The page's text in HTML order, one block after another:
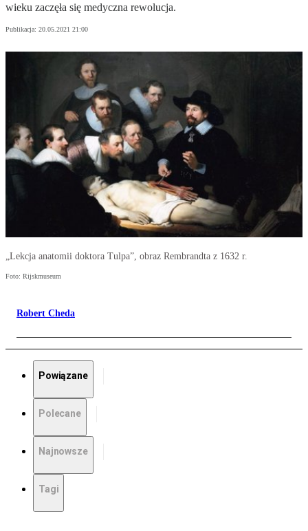
wieku zaczęła się medyczna rewolucja.
Publikacja: 20.05.2021 21:00
„Lekcja anatomii doktora Tulpa”, obraz Rembrandta z 1632 r.
Foto: Rijskmuseum
Robert Cheda
Powiązane
Polecane
Najnowsze
Tagi